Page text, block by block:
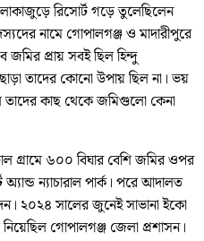
রিসোর্ট গড়ে তুলেছিলেন
নামে গোপালগঞ্জ ও মাদারীপুরে
প্রায় সবই ছিল হিন্দু
তাদের কোনো উপায় ছিল না। ভয়
কাছ থেকে জমিগুলো কেনা
গ্রামে ৬০০ বিঘার বেশি জমির ওপর
ন্যাচারাল পার্ক। পরে আদালত
দেন। ২০২৪ সালের জুনেই সাভানা ইকো
নিয়েছিল গোপালগঞ্জ জেলা প্রশাসন।